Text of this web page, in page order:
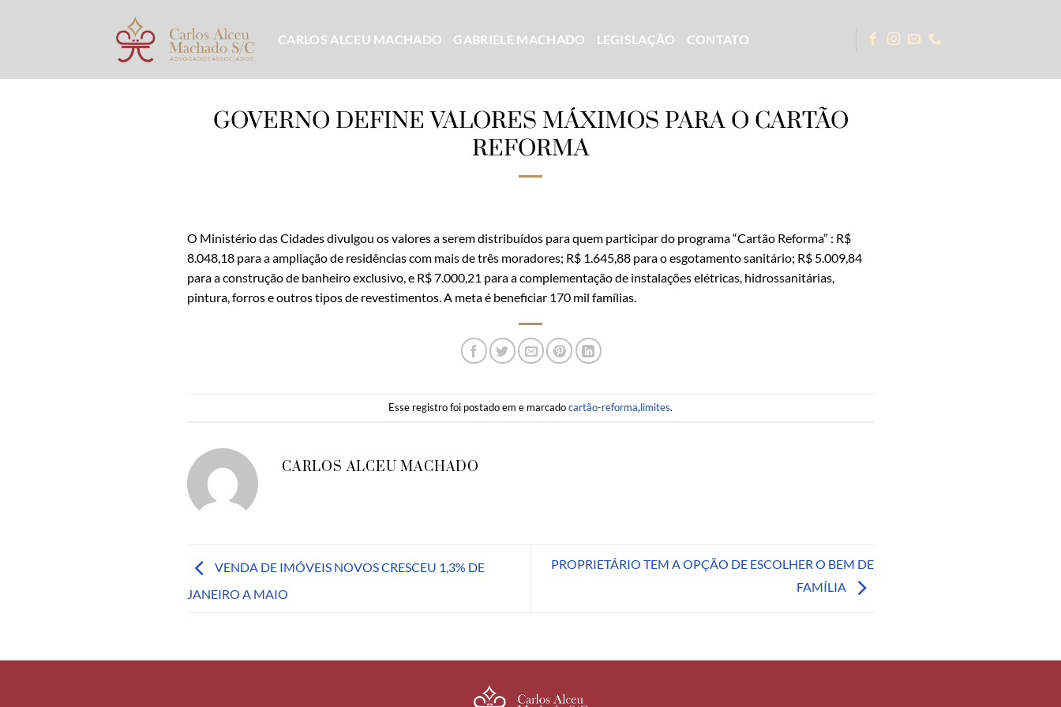
CARLOS ALCEU MACHADO GABRIELE MACHADO LEGISLAÇÃO CONTATO
GOVERNO DEFINE VALORES MÁXIMOS PARA O CARTÃO
REFORMA
O Ministério das Cidades divulgou os valores a serem distribuídos para quem participar do programa “Cartão Reforma” : R$
8.048,18 para a ampliação de residências com mais de três moradores; R$ 1.645,88 para o esgotamento sanitário; R$ 5.009,84
para a construção de banheiro exclusivo, e R$ 7.000,21 para a complementação de instalações elétricas, hidrossanitárias,
pintura, forros e outros tipos de revestimentos. A meta é beneficiar 170 mil famílias.
Esse registro foi postado em e marcadocartão-reforma,limites.
CARLOS ALCEU MACHADO
VENDA DE IMÓVEIS NOVOS CRESCEU 1,3% DE
JANEIRO A MAIO
PROPRIETÁRIO TEM A OPÇÃO DE ESCOLHER O BEM DE
FAMÍLIA